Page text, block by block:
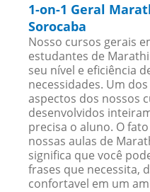
1-on-1 Geral
Sorocaba
Nosso cursos gerais
estudantes de
seu nível e eficiência
necessidades. Um
aspectos dos nossos
desenvolvidos
precisa o aluno. O
nossas aulas de
significa que você
frases que necessita,
confortavel em um